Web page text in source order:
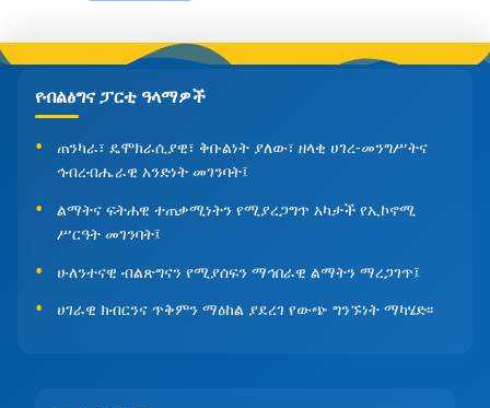
የብልፅግና ፓርቲ ዓላማዎች
ጠንካራ፣ ዴሞክራሲያዊ፣ ቅቡልነት ያለው፣ ዘላቂ ሀገረ-መንግሥትና
ኅብረብሔራዊ አንድነት መገንባት፤
ልማትና ፍትሐዊ ተጠቃሚነትን የሚያረጋግጥ አካታች የኢኮኖሚ
ሥርዓት መገንባት፤
ሁለንተናዊ ብልጽግናን የሚያሰፍን ማኅበራዊ ልማትን ማረጋገጥ፤
ሀገራዊ ክብርንና ጥቅምን ማዕከል ያደረገ የውጭ ግንኙነት ማካሄድ፡፡